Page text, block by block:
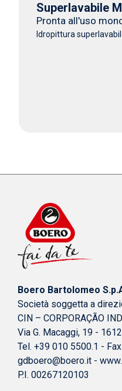
Superlavabile
Pronta all'uso
Idropittura
Boero Bartolomeo
Società soggetta a
CIN – CORPORAÇÃO
Via G. Macaggi, 19 -
Tel. +39 010 5500.1 -
gdboero@boero.it -
P.I. 00267120103